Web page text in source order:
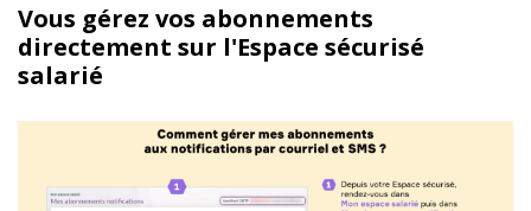
Vous gérez vos abonnements
directement sur l'Espace sécurisé
salarié